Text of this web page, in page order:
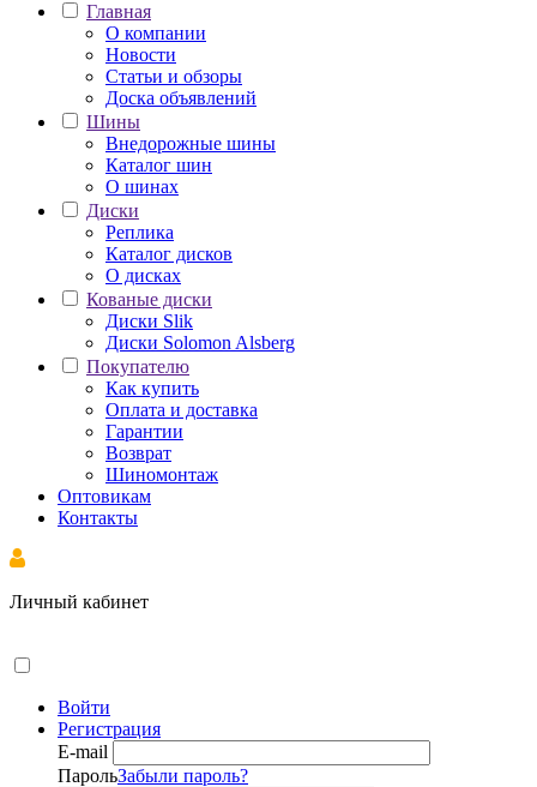
Главная
О компании
Новости
Статьи и обзоры
Доска объявлений
Шины
Внедорожные шины
Каталог шин
О шинах
Диски
Реплика
Каталог дисков
О дисках
Кованые диски
Диски Slik
Диски Solomon Alsberg
Покупателю
Как купить
Оплата и доставка
Гарантии
Возврат
Шиномонтаж
Оптовикам
Контакты
Личный кабинет
Войти
Регистрация
E-mail
ПарольЗабыли пароль?